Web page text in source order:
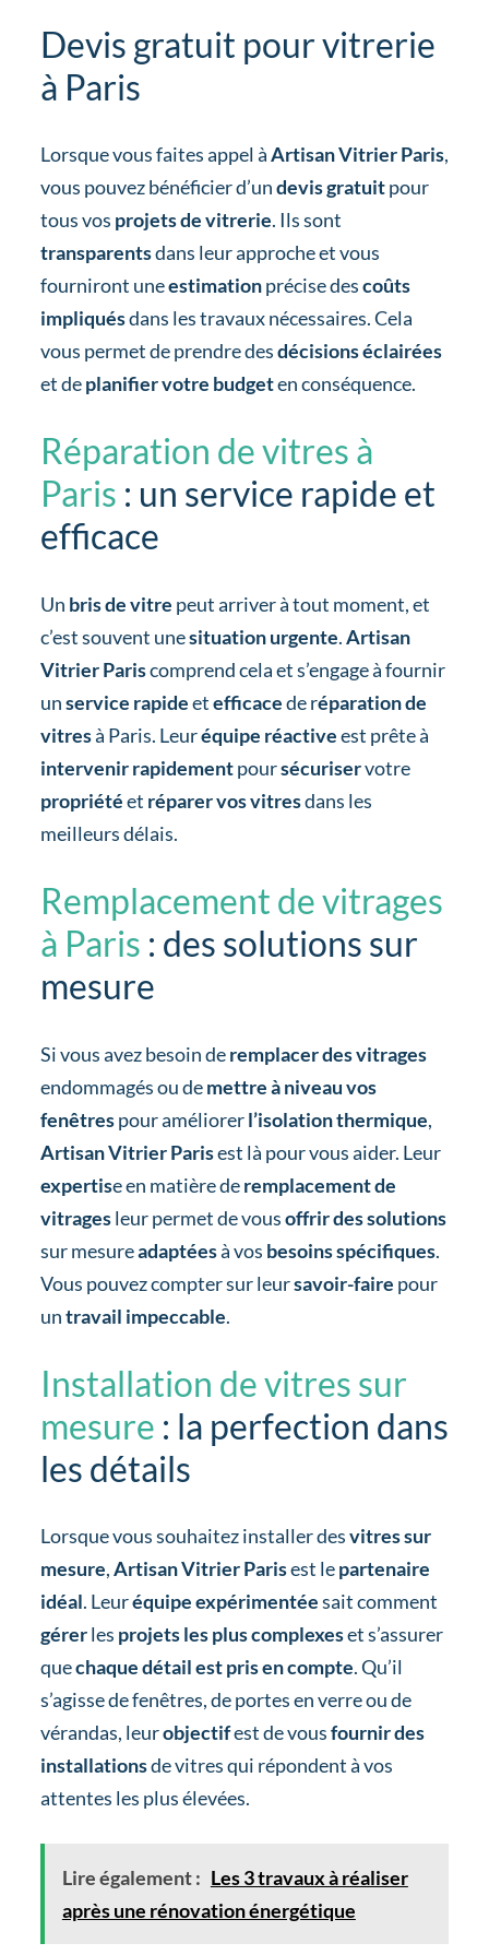
Devis gratuit pour vitrerie
à Paris
Lorsque vous faites appel àArtisan Vitrier Paris,
vous pouvez bénéficier d’undevis gratuitpour
tous vos projets de vitrerie. Ils sont
transparentsdans leur approche et vous
fourniront uneestimationprécise descoûts
impliquésdans les travaux nécessaires. Cela
vous permet de prendre desdécisions éclairées
et deplanifier votre budgeten conséquence.
Réparation de vitres à
Paris : un service rapide et
efficace
Un bris de vitre peut arriver à tout moment, et
c’est souvent unesituation urgente.Artisan
Vitrier Pariscomprend cela et s’engage à fournir
unservice rapideetefficacede réparation de
vitresà Paris. Leuréquipe réactiveest prête à
intervenir rapidementpoursécuriservotre
propriétéet réparer vos vitresdans les
meilleurs délais.
Remplacement de vitrages
à Paris : des solutions sur
mesure
Si vous avez besoin deremplacer des vitrages
endommagés ou demettre à niveau vos
fenêtrespour améliorerl’isolation thermique,
Artisan Vitrier Parisest là pour vous aider. Leur
expertise en matière deremplacement de
vitragesleur permet de vousoffrir des solutions
sur mesureadaptéesà vos besoins spécifiques.
Vous pouvez compter sur leursavoir-faire pour
untravail impeccable.
Installation de vitres sur
mesure : la perfection dans
les détails
Lorsque vous souhaitez installer desvitres sur
mesure,Artisan Vitrier Parisest lepartenaire
idéal. Leuréquipe expérimentéesait comment
gérerles projets les plus complexeset s’assurer
quechaque détail est pris en compte. Qu’il
s’agisse de fenêtres, de portes en verre ou de
vérandas, leurobjectifest de vousfournir des
installationsde vitres qui répondent à vos
attentes les plus élevées.
Lire également : Les 3 travaux à réaliser
après une rénovation énergétique